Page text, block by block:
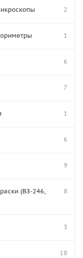
2
1
6
7
1
6
9
(ВЗ-246,
8
3
18